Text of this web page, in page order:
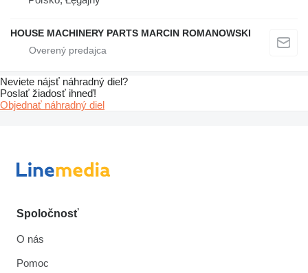
HOUSE MACHINERY PARTS MARCIN ROMANOWSKI
Neviete nájsť náhradný diel?
Poslať žiadosť ihneď!
Objednať náhradný diel
Spoločnosť
O nás
Pomoc